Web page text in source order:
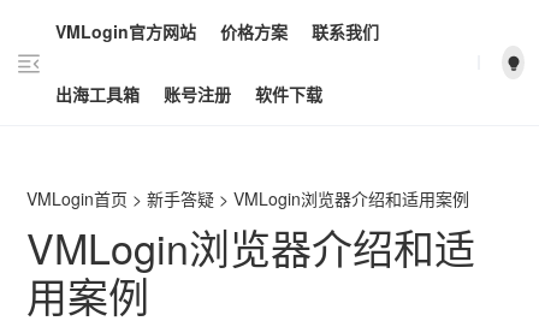
VMLogin官方网站 价格方案 联系我们
出海工具箱 账号注册 软件下载
VMLogin首页 > 新手答疑 > VMLogin浏览器介绍和适用案例
VMLogin浏览器介绍和适
用案例
vmlogin.cc vmlogin.cc vmlogin.cc